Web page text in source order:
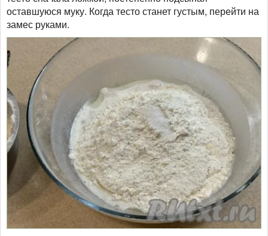
оставшуюся муку. Когда тесто станет густым, перейти на
замес руками.